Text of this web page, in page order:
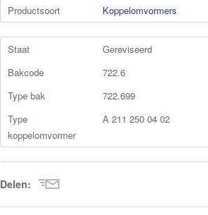
Productsoort
Koppelomvormers
Staat
Gereviseerd
Bakcode
722.6
Type bak
722.699
Type
koppelomvormer
A 211 250 04 02
Delen: